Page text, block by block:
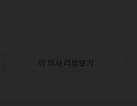
이 의사 리뷰보기